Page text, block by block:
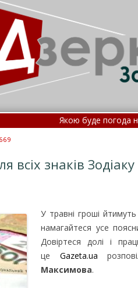
Якою буде погода на
Як вчені знаходять ліки
всіх знаків
У травні гроші
намагайтеся усе
Довіртеся долі і
це Gazeta.ua
Максимова.